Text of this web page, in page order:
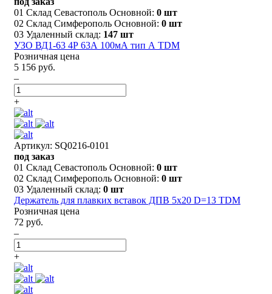
01 Склад Севастополь Основной: 0 шт
02 Склад Симферополь Основной: 0 шт
03 Удаленный склад: 147 шт
УЗО ВД1-63 4Р 63А 100мА тип А TDM
Розничная цена
5 156 руб.
–
+
Артикул: SQ0216-0101
под заказ
01 Склад Севастополь Основной: 0 шт
02 Склад Симферополь Основной: 0 шт
03 Удаленный склад: 0 шт
Держатель для плавких вставок ДПВ 5х20 D=13 TDM
Розничная цена
72 руб.
–
+